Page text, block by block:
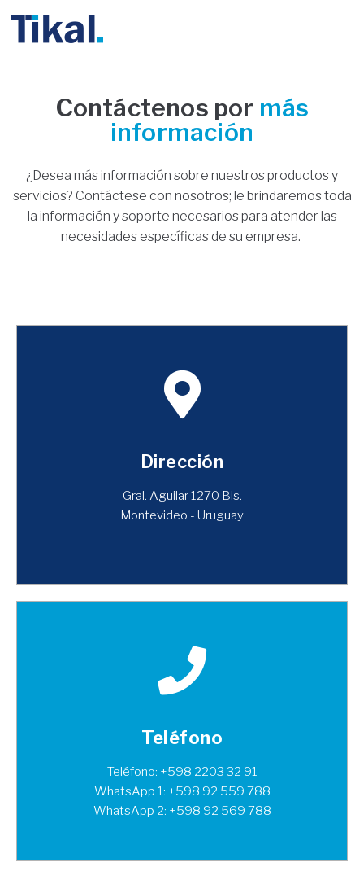
Contáctenos por más
información
¿Desea más información sobre nuestros productos y
servicios? Contáctese con nosotros; le brindaremos toda
la información y soporte necesarios para atender las
necesidades específicas de su empresa.
Dirección
Gral. Aguilar 1270 Bis.
Montevideo - Uruguay
Teléfono
Teléfono: +598 2203 32 91
WhatsApp 1: +598 92 559 788
WhatsApp 2: +598 92 569 788